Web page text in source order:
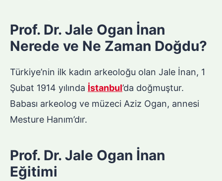
Prof. Dr. Jale Ogan İnan
Nerede ve Ne Zaman Doğdu?
Türkiye’nin ilk kadın arkeoloğu olan Jale İnan, 1
Şubat 1914 yılında İstanbul’da doğmuştur.
Babası arkeolog ve müzeci Aziz Ogan, annesi
Mesture Hanım’dır.
Prof. Dr. Jale Ogan İnan
Eğitimi